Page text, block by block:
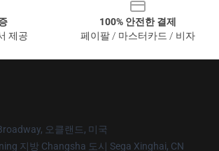
제공
100% 안전한 결제
페이팔 / 마스터카드 / 비자
오클랜드, 미국
지방 Changsha 도시 Sega Xinghai, CN